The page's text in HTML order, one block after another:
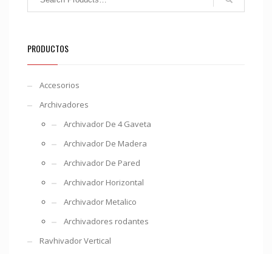
PRODUCTOS
Accesorios
Archivadores
Archivador De 4 Gaveta
Archivador De Madera
Archivador De Pared
Archivador Horizontal
Archivador Metalico
Archivadores rodantes
Ravhivador Vertical